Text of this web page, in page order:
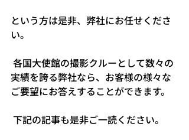
という方は是非、弊社にお任せくださ
い。
実績を誇る弊社なら、お客様の様々な
ご要望にお答えすることができます。
下記の記事も是非ご一読ください。